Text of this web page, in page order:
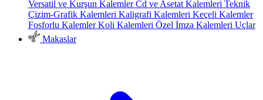
Versatil ve Kurşun KalemlerCd ve Asetat Kalemleri Teknik
Çizim-Grafik Kalemleri Kaligrafi Kalemleri Keçeli Kalemler
Fosforlu KalemlerKoli Kalemleri Özel İmza Kalemleri Uçlar
Makaslar